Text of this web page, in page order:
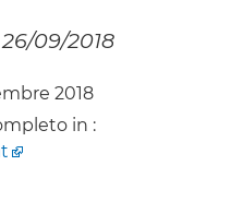
09/2018
2018
in :